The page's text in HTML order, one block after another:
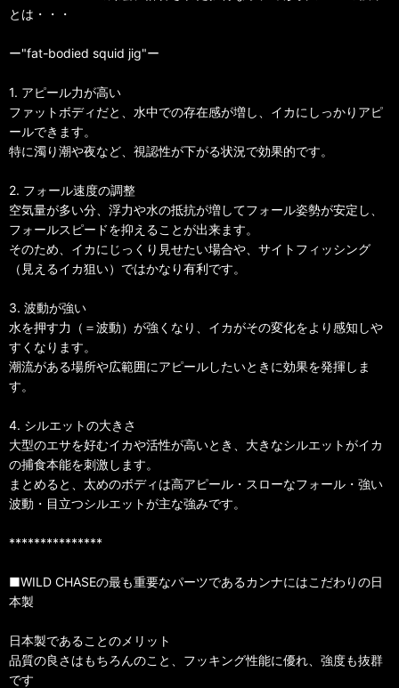
とは・・・
ー"fat-bodied squid jig"ー
1. アピール力が高い
ファットボディだと、水中での存在感が増し、イカにしっかりアピ
ールできます。
特に濁り潮や夜など、視認性が下がる状況で効果的です。
2. フォール速度の調整
空気量が多い分、浮力や水の抵抗が増してフォール姿勢が安定し、
フォールスピードを抑えることが出来ます。
そのため、イカにじっくり見せたい場合や、サイトフィッシング
（見えるイカ狙い）ではかなり有利です。
3. 波動が強い
水を押す力（＝波動）が強くなり、イカがその変化をより感知しや
すくなります。
潮流がある場所や広範囲にアピールしたいときに効果を発揮しま
す。
4. シルエットの大きさ
大型のエサを好むイカや活性が高いとき、大きなシルエットがイカ
の捕食本能を刺激します。
まとめると、太めのボディは高アピール・スローなフォール・強い
波動・目立つシルエットが主な強みです。
***************
■WILD CHASEの最も重要なパーツであるカンナにはこだわりの日
本製
日本製であることのメリット
品質の良さはもちろんのこと、フッキング性能に優れ、強度も抜群
です